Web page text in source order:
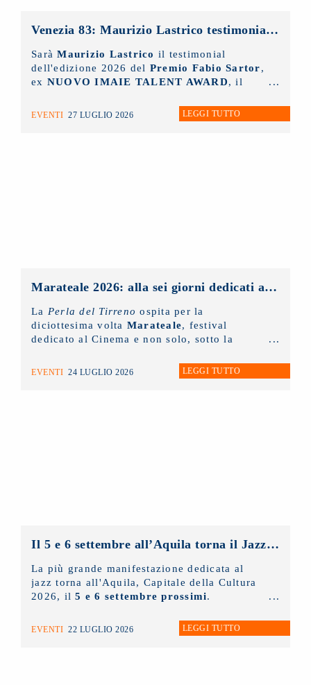
Venezia 83: Maurizio Lastrico testimonial del Premio NUOVO IMAIE Fabio Sartor
SaràMaurizio Lastrico il testimonial
dell'edizione 2026 del Premio Fabio Sartor,
ex NUOVO IMAIE TALENT AWARD, il
Cinema di Venezia, che la collecting
assegna per valorizzare il talento delle
EVENTI 27 LUGLIO 2026 LEGGI TUTTO
Marateale 2026: alla sei giorni dedicati al cinema e non solo, la masterclass del NUOVO IMAIE
La Perla del Tirreno ospita per la
diciottesima volta Marateale, festival
dedicato al Cinema e non solo, sotto la
collaborazione conAntonella Caramia. Fino
a domani proiezioni, eventi e incontri aperti
EVENTI 24 LUGLIO 2026 LEGGI TUTTO
Il 5 e 6 settembre all’Aquila torna il Jazz Italiano per le Terre del Sisma: il NUOVO IMAIE c’è
La più grande manifestazione dedicata al
jazz torna all'Aquila, Capitale della Cultura
2026, il 5 e 6 settembre prossimi.
EVENTI 22 LUGLIO 2026 LEGGI TUTTO